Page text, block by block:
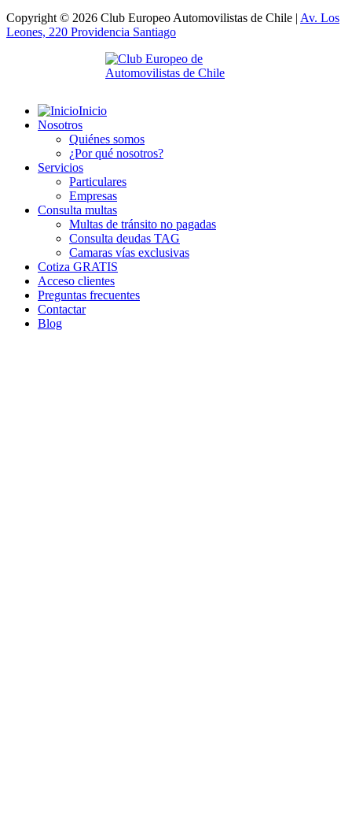
Copyright © 2026 Club Europeo Automovilistas de Chile | Av. Los
Leones, 220 Providencia Santiago
Inicio
Nosotros
Quiénes somos
¿Por qué nosotros?
Servicios
Particulares
Empresas
Consulta multas
Multas de tránsito no pagadas
Consulta deudas TAG
Camaras vías exclusivas
Cotiza GRATIS
Acceso clientes
Preguntas frecuentes
Contactar
Blog